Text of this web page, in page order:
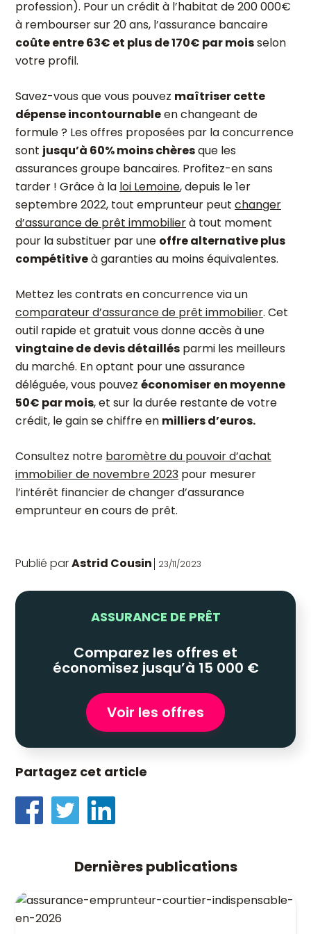
profession). Pour un crédit à l’habitat de 200 000€
à rembourser sur 20 ans, l’assurance bancaire
coûte entre 63€ et plus de 170€ par moisselon
votre profil.
Savez-vous que vous pouvez maîtriser cette
dépense incontournableen changeant de
formule ? Les offres proposées par la concurrence
sont jusqu’à 60% moins chèresque les
assurances groupe bancaires. Profitez-en sans
tarder ! Grâce à la loi Lemoine, depuis le 1er
septembre 2022, tout emprunteur peut changer
d’assurance de prêt immobilierà tout moment
pour la substituer par une offre alternative plus
compétitiveà garanties au moins équivalentes.
Mettez les contrats en concurrence via un
comparateur d’assurance de prêt immobilier. Cet
outil rapide et gratuit vous donne accès à une
vingtaine de devis détaillés parmi les meilleurs
du marché. En optant pour une assurance
déléguée, vous pouvez économiser en moyenne
50€ par mois, et sur la durée restante de votre
crédit, le gain se chiffre en milliers d’euros.
Consultez notre baromètre du pouvoir d’achat
immobilier de novembre 2023 pour mesurer
l’intérêt financier de changer d’assurance
emprunteur en cours de prêt.
Publié parAstrid Cousin 23/11/2023
ASSURANCE DE PRÊT
Comparez les offres et
économisez jusqu’à 15 000 €
Voir les offres
Partagez cet article
Dernières publications